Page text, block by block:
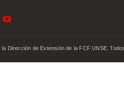
Dirección de Extensión de la FCF UNSE.